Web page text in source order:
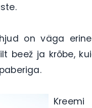
on väga
beež ja krõbe,